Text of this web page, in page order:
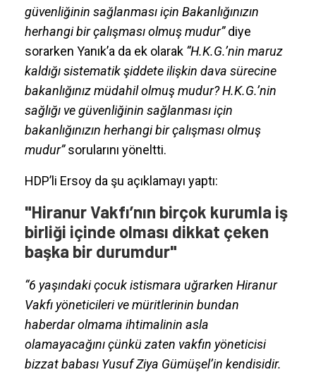
güvenliğinin sağlanması için Bakanlığınızın
herhangi bir çalışması olmuş mudur”diye
sorarken Yanık’a da ek olarak “H.K.G.’nin maruz
kaldığı sistematik şiddete ilişkin dava sürecine
bakanlığınız müdahil olmuş mudur? H.K.G.’nin
sağlığı ve güvenliğinin sağlanması için
bakanlığınızın herhangi bir çalışması olmuş
mudur”sorularını yöneltti.
HDP’li Ersoy da şu açıklamayı yaptı:
"Hiranur Vakfı’nın birçok kurumla iş
birliği içinde olması dikkat çeken
başka bir durumdur"
“6 yaşındaki çocuk istismara uğrarken Hiranur
Vakfı yöneticileri ve müritlerinin bundan
haberdar olmama ihtimalinin asla
olamayacağını çünkü zaten vakfın yöneticisi
bizzat babası Yusuf Ziya Gümüşel’in kendisidir.